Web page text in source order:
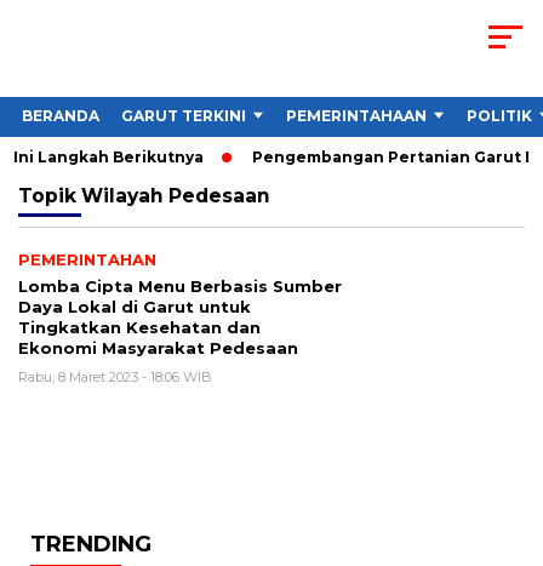
BERANDA GARUT TERKINI PEMERINTAHAAN POLITIK
Ini Langkah Berikutnya Pengembangan Pertanian Garut
Topik Wilayah Pedesaan
PEMERINTAHAN
Lomba Cipta Menu Berbasis Sumber
Daya Lokal di Garut untuk
Tingkatkan Kesehatan dan
Ekonomi Masyarakat Pedesaan
Rabu, 8 Maret 2023 - 18:06 WIB
TRENDING